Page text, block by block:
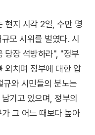
현지 시각 2일, 수만 명
모 시위를 벌였다. 시
당장 석방하라", "정부
외치며 정부에 대한 압
규와 시민들의 분노는
기고 있으며, 정부의
그 어느 때보다 높아